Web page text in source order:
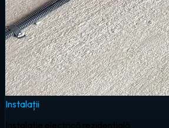
Instalații
Instalație electrică rezidențială